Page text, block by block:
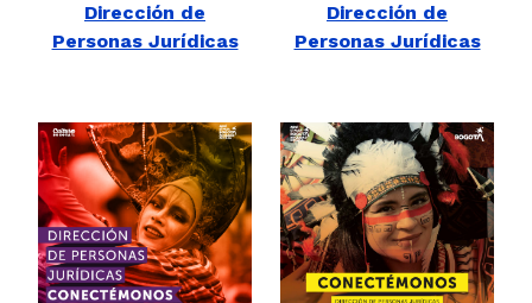
Dirección de
Personas Jurídicas
Dirección de
Personas Jurídicas